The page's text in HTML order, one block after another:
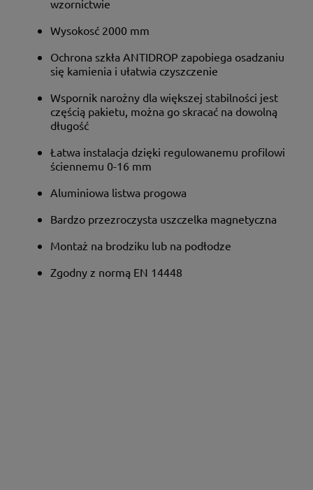
wzornictwie
Wysokosć 2000 mm
Ochrona szkła ANTIDROP zapobiega osadzaniu
się kamienia i ułatwia czyszczenie
Wspornik narożny dla większej stabilności jest
częścią pakietu, można go skracać na dowolną
długość
Łatwa instalacja dzięki regulowanemu profilowi
ściennemu 0-16 mm
Aluminiowa listwa progowa
Bardzo przezroczysta uszczelka magnetyczna
Montaż na brodziku lub na podłodze
Zgodny z normą EN 14448